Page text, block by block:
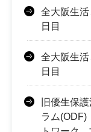
全大阪生
日目
全大阪生
日目
旧優生保
ラム(ODF)